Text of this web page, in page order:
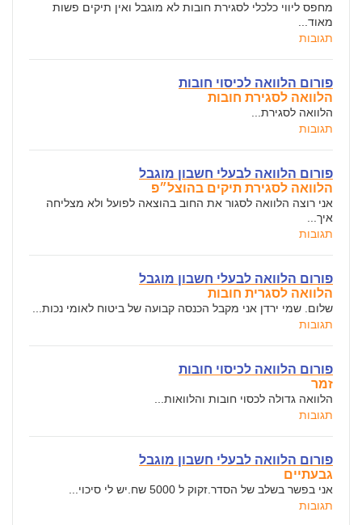
מחפס ליווי כלכלי לסגירת חובות לא מוגבל ואין תיקים פשות
מאוד...
תגובות
פורום הלוואה לכיסוי חובות
הלוואה לסגירת חובות
הלוואה לסגירת...
תגובות
פורום הלוואה לבעלי חשבון מוגבל
הלוואה לסגירת תיקים בהוצל״פ
אני רוצה הלוואה לסגור את החוב בהוצאה לפועל ולא מצליחה
איך...
תגובות
פורום הלוואה לבעלי חשבון מוגבל
הלוואה לסגרית חובות
שלום. שמי ירדן אני מקבל הכנסה קבועה של ביטוח לאומי נכות...
תגובות
פורום הלוואה לכיסוי חובות
זמר
הלוואה גדולה לכסוי חובות והלוואות...
תגובות
פורום הלוואה לבעלי חשבון מוגבל
גבעתיים
אני בפשר בשלב של הסדר.זקוק ל 5000 שח.יש לי סיכוי...
תגובות